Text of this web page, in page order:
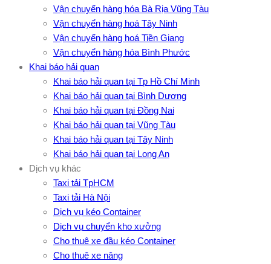
Vận chuyển hàng hóa Bà Rịa Vũng Tàu
Vận chuyển hàng hoá Tây Ninh
Vận chuyển hàng hoá Tiền Giang
Vận chuyển hàng hóa Bình Phước
Khai báo hải quan
Khai báo hải quan tại Tp Hồ Chí Minh
Khai báo hải quan tại Bình Dương
Khai báo hải quan tại Đồng Nai
Khai báo hải quan tại Vũng Tàu
Khai báo hải quan tại Tây Ninh
Khai báo hải quan tại Long An
Dịch vụ khác
Taxi tải TpHCM
Taxi tải Hà Nội
Dịch vụ kéo Container
Dịch vụ chuyển kho xưởng
Cho thuê xe đầu kéo Container
Cho thuê xe nâng